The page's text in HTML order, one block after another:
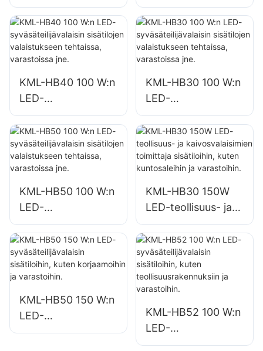
valonheitintoimittaj
a, satama- ja
laiturivalaistus
ulkomainostauluille
ja suurille kylteille
KML-HB40 100 W:n
LED-
syväsäteilijävalaisin
sisätilojen
valaistukseen
tehtaissa,
KML-HB30 100 W:n
LED-
syväsäteilijävalaisin
sisätilojen
valaistukseen
tehtaissa,
KML-HB50 100 W:n
LED-
syväsäteilijävalaisin
sisätilojen
valaistukseen
tehtaissa,
KML-HB30 150W
LED-teollisuus- ja
kaivosvalaisimien
toimittaja
sisätiloihin, kuten
kuntosaleihin ja
varastoihin.
KML-HB50 150 W:n
LED-
syväsäteilijävalaisin
KML-HB52 100 W:n
LED-
syväsäteilijävalaisin